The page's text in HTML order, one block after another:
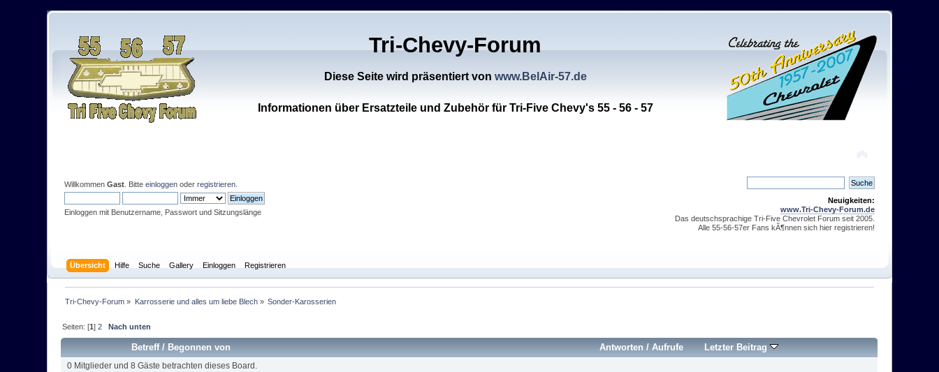
Tri-Chevy-Forum
Diese Seite wird präsentiert von www.BelAir-57.de
Informationen über Ersatzteile und Zubehör für Tri-Five Chevy's 55 - 56 - 57
WillkommenGast . Bitteeinloggen oderregistrieren
Einloggen mit Benutzername, Passwort und Sitzungslänge
Neuigkeiten:
www.Tri-Chevy-Forum.de
Das deutschsprachige Tri-Five Chevrolet Forum seit 2005.
Alle 55-56-57er Fans kÃ¶nnen sich hier registrieren!
Übersicht Hilfe Suche Gallery Einloggen Registrieren
Tri-Chevy-Forum » Karrosserie und alles um liebe Blech» Sonder-Karosserien
Seiten: [1]2 Nach unten
Betreff/ Begonnen von Antworten/ Aufrufe Letzter Beitrag
0 Mitglieder und 8 Gäste betrachten dieses Board.